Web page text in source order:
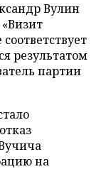
Вулин
результатом
партии
на